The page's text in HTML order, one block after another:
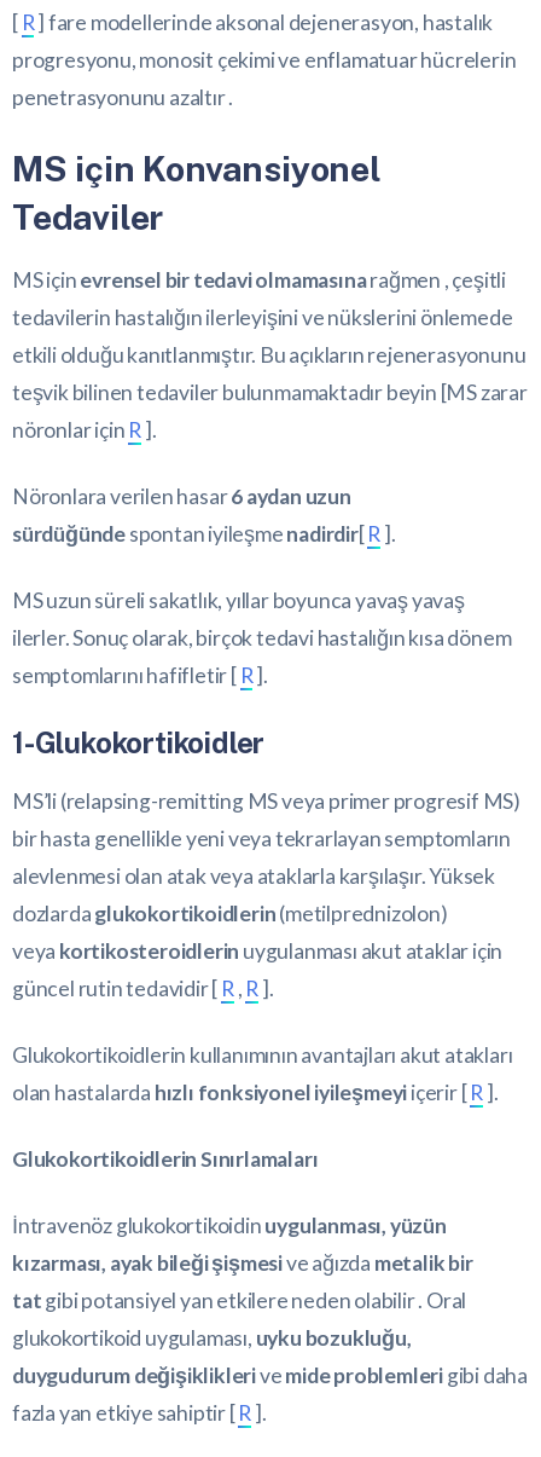
[ R] fare modellerinde aksonal dejenerasyon, hastalık
progresyonu, monosit çekimi ve enflamatuar hücrelerin
penetrasyonunu azaltır .
MS için Konvansiyonel
Tedaviler
MS içinevrensel bir tedavi olmamasınarağmen , çeşitli
tedavilerin hastalığın ilerleyişini ve nükslerini önlemede
etkili olduğu kanıtlanmıştır. Bu açıkların rejenerasyonunu
teşvik bilinen tedaviler bulunmamaktadır beyin [MS zarar
nöronlar için R ].
Nöronlara verilen hasar6 aydan uzun
sürdüğündespontan iyileşmenadirdir[R ].
MS uzun süreli sakatlık, yıllar boyunca yavaş yavaş
ilerler. Sonuç olarak, birçok tedavi hastalığın kısa dönem
semptomlarını hafifletir [ R].
1-Glukokortikoidler
MS’li (relapsing-remitting MS veya primer progresif MS) ​​
bir hasta genellikle yeni veya tekrarlayan semptomların
alevlenmesi olan atak veya ataklarla karşılaşır. Yüksek
dozlardaglukokortikoidlerin(metilprednizolon)
veya kortikosteroidlerin uygulanması akut ataklar için
güncel rutin tedavidir [ R , R ].
Glukokortikoidlerin kullanımının avantajları akut atakları
olan hastalarda hızlı fonksiyonel iyileşmeyiiçerir [R ].
Glukokortikoidlerin Sınırlamaları
İntravenöz glukokortikoidinuygulanması, yüzün
kızarması, ayak bileği şişmesive ağızda metalik bir
tatgibi potansiyel yan etkilere neden olabilir . Oral
glukokortikoid uygulaması, uyku bozukluğu,
duygudurum değişikliklerivemide problemlerigibi daha
fazla yan etkiye sahiptir [R ].